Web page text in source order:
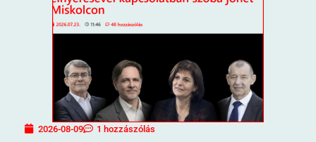
2026-08-09 1 hozzászólás